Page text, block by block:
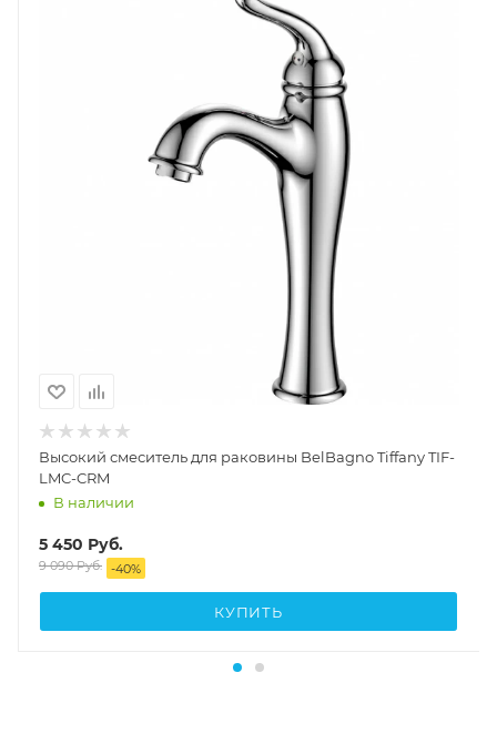
Высокий смеситель для раковины BelBagno Tiffany TIF-
LMC-CRM
В наличии
5 450 Руб.
9 090Руб. -40%
КУПИТЬ